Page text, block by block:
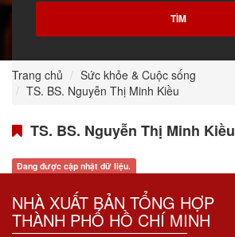
Trang chủ
Sức khỏe & Cuộc sống
TS. BS. Nguyễn Thị Minh Kiều
TS. BS. Nguyễn Thị Minh Kiều
Đang được cập nhật dữ liệu.
NHÀ XUẤT BẢN TỔNG HỢP
THÀNH PHỐ HỒ CHÍ MINH